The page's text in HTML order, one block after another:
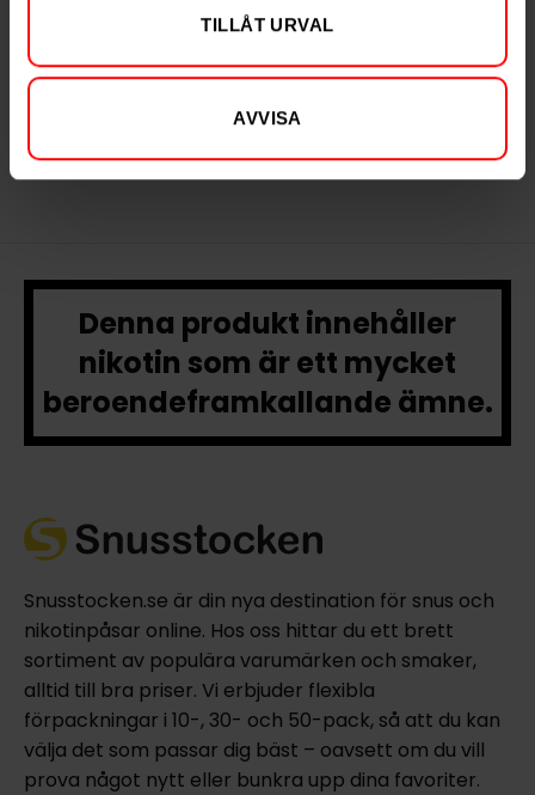
TILLÅT URVAL
AVVISA
Après Lemon Curd
299,90 kr
Après Ice Tea
Slut i lager
Denna produkt innehåller
nikotin som är ett mycket
beroendeframkallande ämne.
Snusstocken.se är din nya destination för snus och
nikotinpåsar online. Hos oss hittar du ett brett
sortiment av populära varumärken och smaker,
alltid till bra priser. Vi erbjuder flexibla
förpackningar i 10-, 30- och 50-pack, så att du kan
välja det som passar dig bäst – oavsett om du vill
prova något nytt eller bunkra upp dina favoriter.